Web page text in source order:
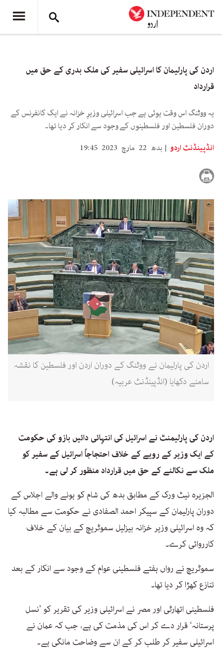
اردن کی پارلیمان کا اسرائیلی سفیر کی ملک بدری کے حق میں
قرارداد
یہ ووٹنگ اس وقت ہوئی ہے جب اسرائیلی وزیرِ خزانہ نے ایک کانفرنس کے
دوران فلسطین اور فلسطینوں کے وجود سے انکار کر دیا تھا۔
انڈپینڈنٹ اردو
بدھ 22 مارچ 2023 19:45
اردن کی پارلیمان نے ووٹنگ کے دوران اردن اور فلسطین کا نقشہ
سامنے دکھایا (انڈپینڈنٹ عربیہ)
اردن کی پارلیمنٹ نے اسرائیل کی انتہائی دائیں بازو کی حکومت
کے ایک وزیر کے رویے کے خلاف احتجاجاً اسرائیل کے سفیر کو
ملک سے نکالنے کے حق میں قرارداد منظور کر لی ہے۔
الجزیرہ نیٹ ورک کے مطابق بدھ کی شام کو ہونے والے اجلاس کے
دوران پارلیمان کے سپیکر احمد الصفادی نے حکومت سے مطالبہ کیا
کہ وہ اسرائیلی وزیر خزانہ بیزلیل سموٹریچ کے بیان کے خلاف
کارروائی کرے۔
سموٹریچ نے رواں ہفتے فلسطینی عوام کے وجود سے انکار کے بعد
تنازع کھڑا کر دیا تھا۔
فلسطینی اتھارٹی اور مصر نے اسرائیلی وزیر کی تقریر کو ’نسل
پرستانہ‘ قرار دے کر اس کی مذمت کی ہے، جب کہ عمان نے
اسرائیلی سفیر کر طلب کر کے ان سے وضاحت مانگی ہے۔